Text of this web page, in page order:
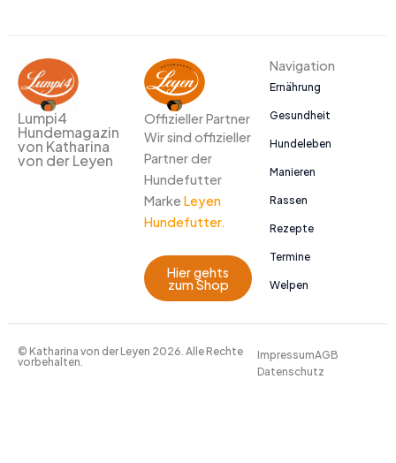
Lumpi4
Hundemagazin
von Katharina
von der Leyen
Offizieller Partner
Wir sind offizieller
Partner der
Hundefutter
Marke Leyen
Hundefutter.
Hier gehts
zum Shop
Navigation
Ernährung
Gesundheit
Hundeleben
Manieren
Rassen
Rezepte
Termine
Welpen
© Katharina von der Leyen 2026. Alle Rechte
vorbehalten.
ImpressumAGB
Datenschutz